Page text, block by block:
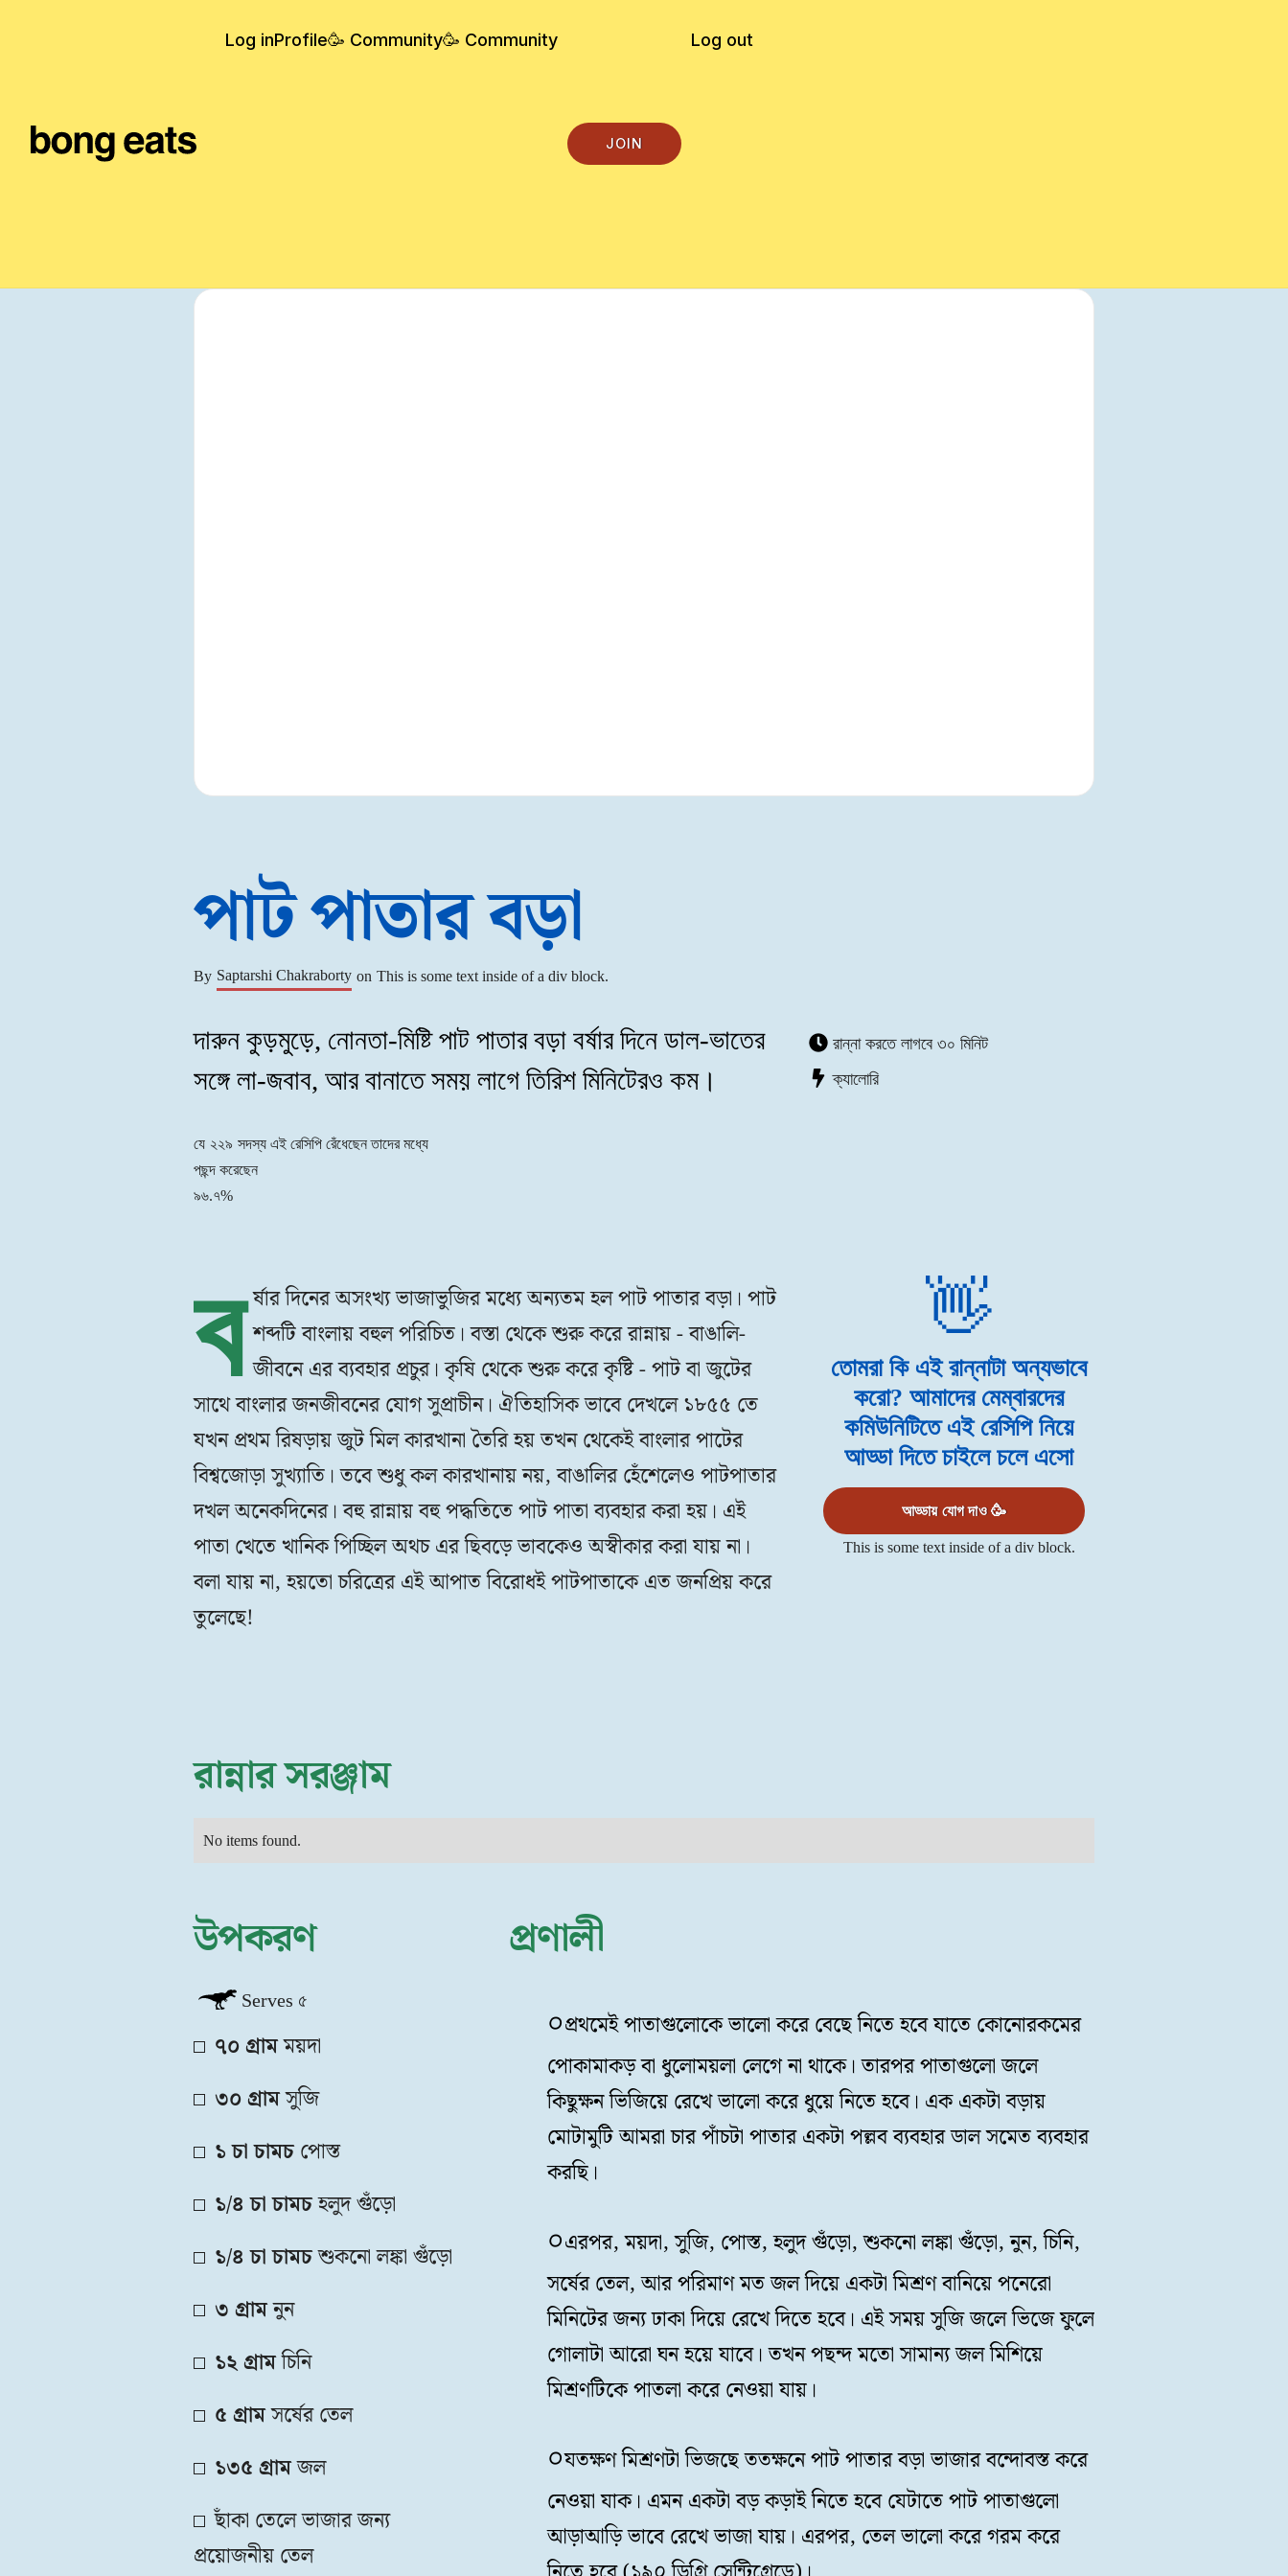
Log inProfile🥳 Community🥳 Community
JOIN
Log out
পাট পাতার বড়া
By Saptarshi Chakraborty on This is some text inside of a div block.
দারুন কুড়মুড়ে, নোনতা-মিষ্টি পাট পাতার বড়া বর্ষার দিনে ডাল-ভাতের
সঙ্গে লা-জবাব, আর বানাতে সময় লাগে তিরিশ মিনিটেরও কম।
রান্না করতে লাগবে ৩০ মিনিট
ক্যালোরি
যে ২২৯ সদস্য এই রেসিপি রেঁধেছেন তাদের মধ্যে
পছন্দ করেছেন
৯৬.৭%
ব র্ষার দিনের অসংখ্য ভাজাভুজির মধ্যে অন্যতম হল পাট পাতার বড়া। পাট
শব্দটি বাংলায় বহুল পরিচিত। বস্তা থেকে শুরু করে রান্নায় - বাঙালি-
জীবনে এর ব্যবহার প্রচুর। কৃষি থেকে শুরু করে কৃষ্টি - পাট বা জুটের
সাথে বাংলার জনজীবনের যোগ সুপ্রাচীন। ঐতিহাসিক ভাবে দেখলে ১৮৫৫ তে
যখন প্রথম রিষড়ায় জুট মিল কারখানা তৈরি হয় তখন থেকেই বাংলার পাটের
বিশ্বজোড়া সুখ্যাতি। তবে শুধু কল কারখানায় নয়, বাঙালির হেঁশেলেও পাটপাতার
দখল অনেকদিনের। বহু রান্নায় বহু পদ্ধতিতে পাট পাতা ব্যবহার করা হয়। এই
পাতা খেতে খানিক পিচ্ছিল অথচ এর ছিবড়ে ভাবকেও অস্বীকার করা যায় না।
বলা যায় না, হয়তো চরিত্রের এই আপাত বিরোধই পাটপাতাকে এত জনপ্রিয় করে
তুলেছে!
তোমরা কি এই রান্নাটা অন্যভাবে
করো? আমাদের মেম্বারদের
কমিউনিটিতে এই রেসিপি নিয়ে
আড্ডা দিতে চাইলে চলে এসো
আড্ডায় যোগ দাও 🥳
This is some text inside of a div block.
রান্নার সরঞ্জাম
No items found.
উপকরণ
Serves ৫
৭০ গ্রামময়দা
৩০ গ্রামসুজি
১ চা চামচপোস্ত
১/৪ চা চামচহলুদ গুঁড়ো
১/৪ চা চামচশুকনো লঙ্কা গুঁড়ো
৩ গ্রামনুন
১২ গ্রামচিনি
৫ গ্রামসর্ষের তেল
১৩৫ গ্রামজল
ছাঁকা তেলে ভাজার জন্য
প্রয়োজনীয় তেল
প্রণালী
প্রথমেই পাতাগুলোকে ভালো করে বেছে নিতে হবে যাতে কোনোরকমের
পোকামাকড় বা ধুলোময়লা লেগে না থাকে। তারপর পাতাগুলো জলে
কিছুক্ষন ভিজিয়ে রেখে ভালো করে ধুয়ে নিতে হবে। এক একটা বড়ায়
মোটামুটি আমরা চার পাঁচটা পাতার একটা পল্লব ব্যবহার ডাল সমেত ব্যবহার
করছি।
এরপর, ময়দা, সুজি, পোস্ত, হলুদ গুঁড়ো, শুকনো লঙ্কা গুঁড়ো, নুন, চিনি,
সর্ষের তেল, আর পরিমাণ মত জল দিয়ে একটা মিশ্রণ বানিয়ে পনেরো
মিনিটের জন্য ঢাকা দিয়ে রেখে দিতে হবে। এই সময় সুজি জলে ভিজে ফুলে
গোলাটা আরো ঘন হয়ে যাবে। তখন পছন্দ মতো সামান্য জল মিশিয়ে
মিশ্রণটিকে পাতলা করে নেওয়া যায়।
যতক্ষণ মিশ্রণটা ভিজছে ততক্ষনে পাট পাতার বড়া ভাজার বন্দোবস্ত করে
নেওয়া যাক। এমন একটা বড় কড়াই নিতে হবে যেটাতে পাট পাতাগুলো
আড়াআড়ি ভাবে রেখে ভাজা যায়। এরপর, তেল ভালো করে গরম করে